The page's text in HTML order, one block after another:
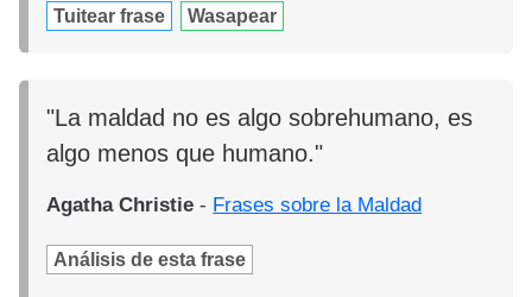
Tuitear frase Wasapear
"La maldad no es algo sobrehumano, es
algo menos que humano."
Agatha Christie - Frases sobre la Maldad
Análisis de esta frase